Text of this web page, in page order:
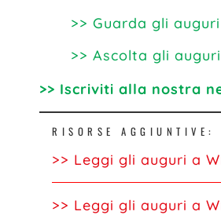
>> Guarda gli
>> Ascolta gli
>> Iscriviti alla nostra
RISORSE AGGIUNTIVE:
>> Leggi gli auguri a
>> Leggi gli auguri a